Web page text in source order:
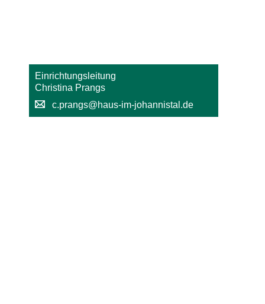
Einrichtungsleitung
Christina Prangs
c.prangs@haus-im-johannistal.de